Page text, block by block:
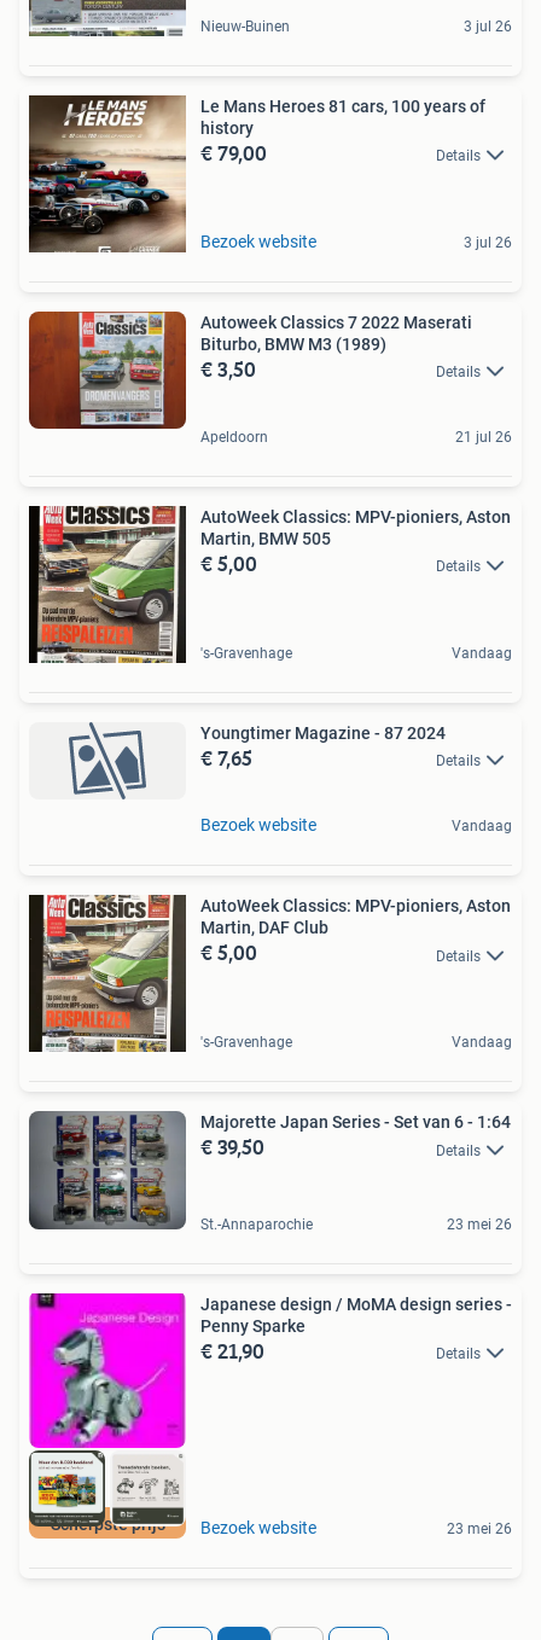
Nieuw-Buinen 3 jul 26
Le Mans Heroes 81 cars, 100 years of
history
€ 79,00 Details
Bezoek website 3 jul 26
Autoweek Classics 7 2022 Maserati
Biturbo, BMW M3 (1989)
€ 3,50 Details
Apeldoorn 21 jul 26
AutoWeek Classics: MPV-pioniers, Aston
Martin, BMW 505
€ 5,00 Details
's-Gravenhage Vandaag
Youngtimer Magazine - 87 2024
€ 7,65 Details
Bezoek website Vandaag
AutoWeek Classics: MPV-pioniers, Aston
Martin, DAF Club
€ 5,00 Details
's-Gravenhage Vandaag
Majorette Japan Series - Set van 6 - 1:64
€ 39,50 Details
St.-Annaparochie 23 mei 26
Scherpste prijs
Japanese design / MoMA design series -
Penny Sparke
€ 21,90 Details
Bezoek website 23 mei 26